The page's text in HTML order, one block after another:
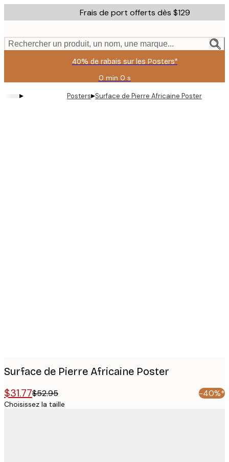
to
content.
Frais de port offerts dès $129
Rechercher un produit, un nom, une marque...
40% de rabais sur les Posters*
0 min 0 s
Valable
jusqu'au
:
▸ Posters▸Surface de Pierre Africaine Poster
Surface de Pierre Africaine Poster
$31.77$52.95 -40%*
Choisissez la taille